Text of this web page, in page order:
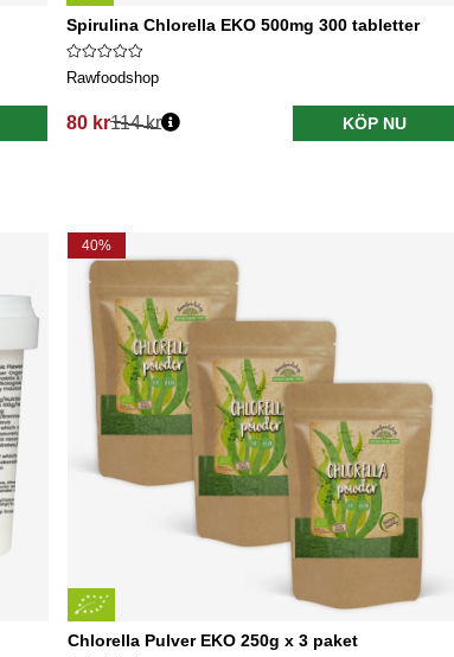
Spirulina Chlorella EKO 500mg 300 tabletter
Rawfoodshop
80 kr
Ordinarie pris:
114 kr KÖP NU
40%
Chlorella Pulver EKO 250g x 3 paket